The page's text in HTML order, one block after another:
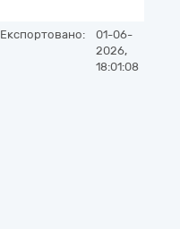
Експортовано:
01-06-
2026,
18:01:08